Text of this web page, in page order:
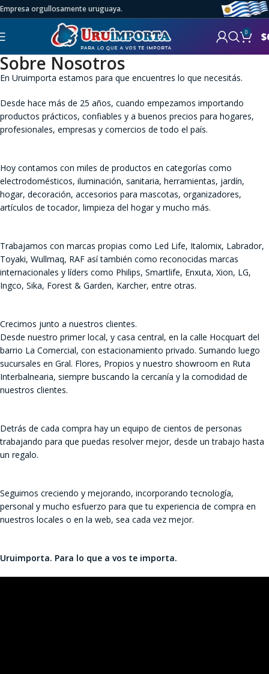
Empresa orgullosamente uruguaya.
0 $
Sobre Nosotros
En Uruimporta estamos para que encuentres lo que necesitás.
Desde hace más de 25 años, cuando empezamos importando
productos prácticos, confiables y a buenos precios para hogares,
profesionales, empresas y comercios de todo el país.
Hoy contamos con miles de productos en categorías como
electrodomésticos, iluminación, sanitaria, herramientas, jardín,
hogar, decoración, accesorios para mascotas, organizadores,
artículos de tocador, limpieza del hogar y mucho más.
Trabajamos con marcas propias como Led Life, Italomix, Labrador,
Toyaki, Wullmaq, RAF así también como reconocidas marcas
internacionales y líders como Philips, Smartlife, Enxuta, Xion, LG,
Ingco, Sika, Forest & Garden, Karcher, entre otras.
Crecimos junto a nuestros clientes.
Desde nuestro primer local, y casa central, en la calle Hocquart del
barrio La Comercial, con estacionamiento privado. Sumando luego
sucursales en Gral. Flores, Propios y nuestro showroom en Ruta
Interbalnearia, siempre buscando la cercanía y la comodidad de
nuestros clientes.
Detrás de cada compra hay un equipo de cientos de personas
trabajando para que puedas resolver mejor, desde un trabajo hasta
un regalo.
Seguimos creciendo y mejorando, incorporando tecnología,
personal y mucho esfuerzo para que tu experiencia de compra en
nuestros locales o en la web, sea cada vez mejor.
Uruimporta. Para lo que a vos te importa.